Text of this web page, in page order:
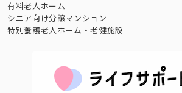
有料老人ホーム
シニア向け分譲マンション
特別養護老人ホーム・老健施設